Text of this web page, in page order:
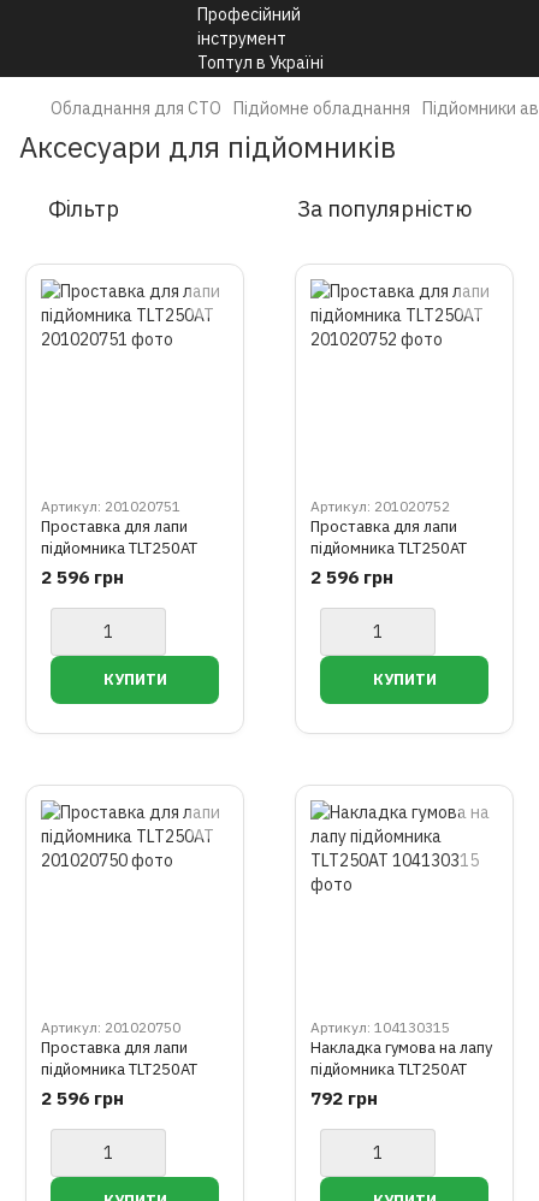
Обладнання для СТО Підйомне обладнання Підйомники
Аксесуари для підйомників
Фільтр За популярністю
Артикул: 201020751
Проставка для лапи
підйомника TLT250AT
2 596 грн
Артикул: 201020752
Проставка для лапи
підйомника TLT250AT
2 596 грн
Артикул: 201020750
Проставка для лапи
підйомника TLT250AT
2 596 грн
Артикул: 104130315
Накладка гумова на лапу
підйомника TLT250AT
792 грн